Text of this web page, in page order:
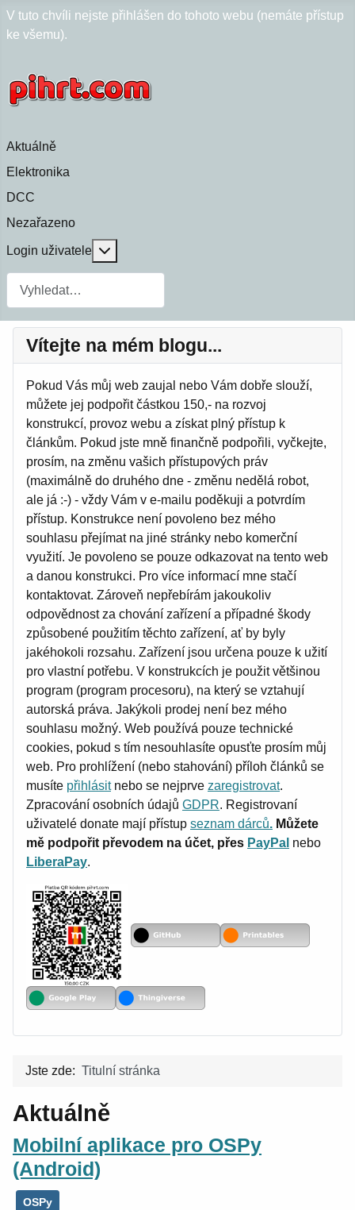
V tuto chvíli nejste přihlášen do tohoto webu (nemáte přístup
ke všemu).
Aktuálně
Elektronika
DCC
Nezařazeno
Login uživatele
Vítejte na mém blogu...
Pokud Vás můj web zaujal nebo Vám dobře slouží,
můžete jej podpořit částkou 150,- na rozvoj
konstrukcí, provoz webu a získat plný přístup k
článkům. Pokud jste mně finančně podpořili, vyčkejte,
prosím, na změnu vašich přístupových práv
(maximálně do druhého dne - změnu nedělá robot,
ale já :-) - vždy Vám v e-mailu poděkuji a potvrdím
přístup. Konstrukce není povoleno bez mého
souhlasu přejímat na jiné stránky nebo komerční
využití. Je povoleno se pouze odkazovat na tento web
a danou konstrukci. Pro více informací mne stačí
kontaktovat. Zároveň nepřebírám jakoukoliv
odpovědnost za chování zařízení a případné škody
způsobené použitím těchto zařízení, ať by byly
jakéhokoli rozsahu. Zařízení jsou určena pouze k užití
pro vlastní potřebu. V konstrukcích je použit většinou
program (program procesoru), na který se vztahují
autorská práva. Jakýkoli prodej není bez mého
souhlasu možný. Web používá pouze technické
cookies, pokud s tím nesouhlasíte opusťte prosím můj
web. Pro prohlížení (nebo stahování) příloh článků se
musíte přihlásitnebo se nejprve zaregistrovat.
Zpracování osobních údajů GDPR. Registrovaní
uživatelé donate mají přístup seznam dárců. Můžete
mě podpořit převodem na účet, přes PayPal nebo
LiberaPay.
Jste zde: Titulní stránka
Aktuálně
Mobilní aplikace pro OSPy
(Android)
OSPy